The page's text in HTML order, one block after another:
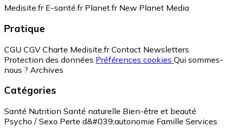
Medisite.fr E-santé.fr Planet.fr New Planet Media
Pratique
CGU CGV Charte Medisite.fr Contact Newsletters
Protection des données Préférences cookies Qui sommes-
nous ? Archives
Catégories
Santé Nutrition Santé naturelle Bien-être et beauté
Psycho / Sexo Perte d&#039;autonomie Famille Services